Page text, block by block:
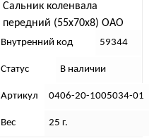
Сальник коленвала
передний (55х70х8) ОАО
“ЗМЗ
Внутренний код 59344
Статус В наличии
Артикул 0406-20-1005034-01
Вес 25 г.